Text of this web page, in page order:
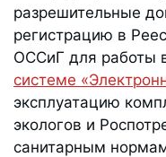
разрешительные
регистрацию в
ОССиГ для работы
системе
эксплуатацию
экологов и
санитарным